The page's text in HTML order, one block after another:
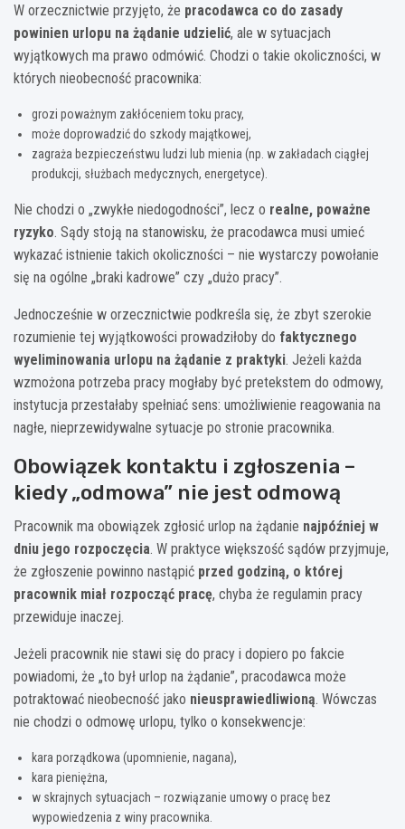
W orzecznictwie przyjęto, że pracodawca co do zasady
powinien urlopu na żądanie udzielić, ale w sytuacjach
wyjątkowych ma prawo odmówić. Chodzi o takie okoliczności, w
których nieobecność pracownika:
grozi poważnym zakłóceniem toku pracy,
może doprowadzić do szkody majątkowej,
zagraża bezpieczeństwu ludzi lub mienia (np. w zakładach ciągłej
produkcji, służbach medycznych, energetyce).
Nie chodzi o „zwykłe niedogodności”, lecz o realne, poważne
ryzyko. Sądy stoją na stanowisku, że pracodawca musi umieć
wykazać istnienie takich okoliczności – nie wystarczy powołanie
się na ogólne „braki kadrowe” czy „dużo pracy”.
Jednocześnie w orzecznictwie podkreśla się, że zbyt szerokie
rozumienie tej wyjątkowości prowadziłoby do faktycznego
wyeliminowania urlopu na żądanie z praktyki. Jeżeli każda
wzmożona potrzeba pracy mogłaby być pretekstem do odmowy,
instytucja przestałaby spełniać sens: umożliwienie reagowania na
nagłe, nieprzewidywalne sytuacje po stronie pracownika.
Obowiązek kontaktu i zgłoszenia –
kiedy „odmowa” nie jest odmową
Pracownik ma obowiązek zgłosić urlop na żądanie najpóźniej w
dniu jego rozpoczęcia. W praktyce większość sądów przyjmuje,
że zgłoszenie powinno nastąpić przed godziną, o której
pracownik miał rozpocząć pracę, chyba że regulamin pracy
przewiduje inaczej.
Jeżeli pracownik nie stawi się do pracy i dopiero po fakcie
powiadomi, że „to był urlop na żądanie”, pracodawca może
potraktować nieobecność jako nieusprawiedliwioną. Wówczas
nie chodzi o odmowę urlopu, tylko o konsekwencje:
kara porządkowa (upomnienie, nagana),
kara pieniężna,
w skrajnych sytuacjach – rozwiązanie umowy o pracę bez
wypowiedzenia z winy pracownika.